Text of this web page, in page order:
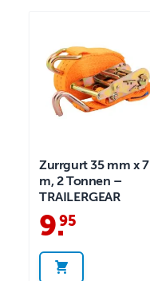
Zurrgurt 35 mm x 7
m, 2 Tonnen –
TRAILERGEAR
9.
95